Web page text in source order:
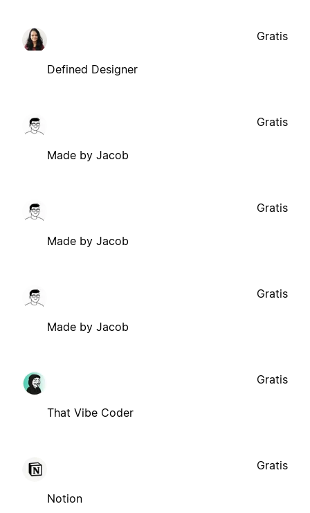
Defined Designer
Gratis
Made by Jacob
Gratis
Made by Jacob
Gratis
Made by Jacob
Gratis
That Vibe Coder
Gratis
Notion
Gratis